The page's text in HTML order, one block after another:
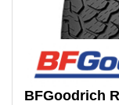
BFGoodrich